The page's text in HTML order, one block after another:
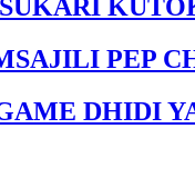
PEP
DHIDI